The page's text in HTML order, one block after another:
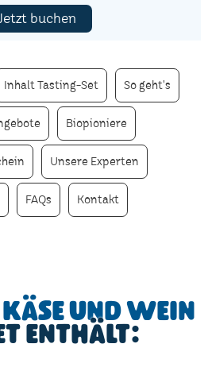
buchen
Inhalt Tasting-Set So geht's
Biopioniere
Unsere Experten
FAQs Kontakt
und Wein
enthält: